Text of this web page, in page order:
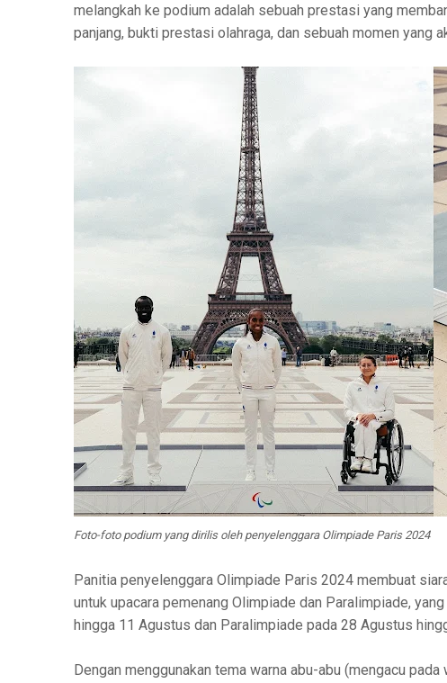
melangkah ke podium adalah sebuah prestasi yang
panjang, bukti prestasi olahraga, dan sebuah momen yang
Foto-foto podium yang dirilis oleh penyelenggara Olimpiade Paris 2024
Panitia penyelenggara Olimpiade Paris 2024 membuat
untuk upacara pemenang Olimpiade dan Paralimpiade,
hingga 11 Agustus dan Paralimpiade pada 28 Agustus
Dengan menggunakan tema warna abu-abu (mengacu